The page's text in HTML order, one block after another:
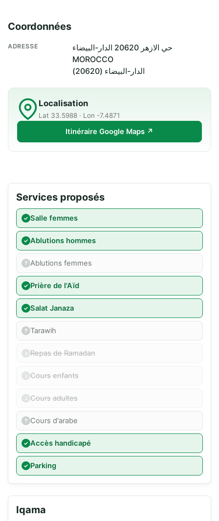
Coordonnées
ADRESSE
حي الازهر 20620 الدار-البيضاء
MOROCCO
الدار-البيضاء (20620)
Localisation
Lat 33.5988 · Lon -7.4871
Itinéraire Google Maps ↗
Services proposés
Salle femmes
Ablutions hommes
Ablutions femmes
Prière de l'Aïd
Salat Janaza
Tarawih
Repas de Ramadan
Cours enfants
Cours adultes
Cours d'arabe
Accès handicapé
Parking
Iqama